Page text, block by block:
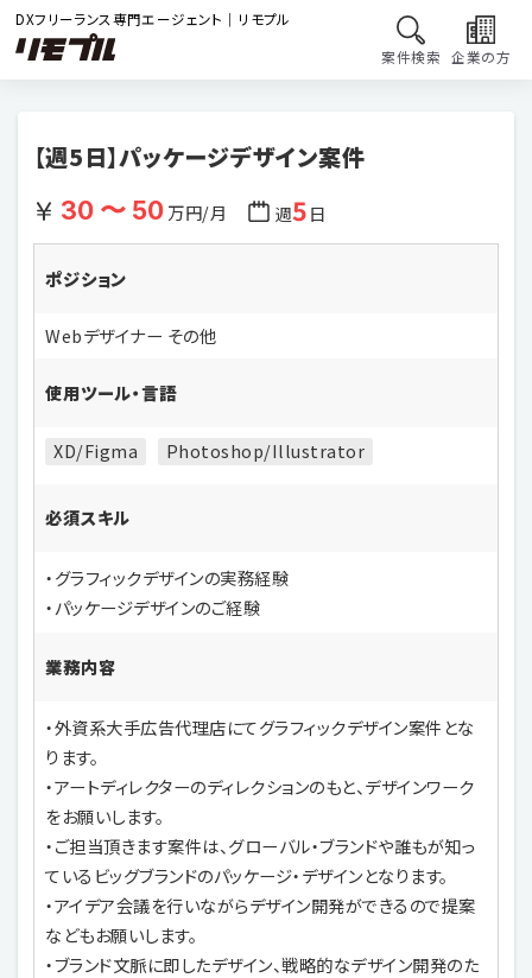
DXフリーランス専門エージェント｜リモプル
案件検索 企業の方
【週5日】パッケージデザイン案件
30 〜 50万円/月 週5日
ポジション
Webデザイナー その他
使用ツール・言語
XD/Figma Photoshop/Illustrator
必須スキル
・グラフィックデザインの実務経験
・パッケージデザインのご経験
業務内容
・外資系大手広告代理店にてグラフィックデザイン案件とな
ります。
・アートディレクターのディレクションのもと、デザインワーク
をお願いします。
・ご担当頂きます案件は、グローバル・ブランドや誰もが知っ
ているビッグブランドのパッケージ・デザインとなります。
・アイデア会議を行いながらデザイン開発ができるので提案
などもお願いします。
・ブランド文脈に即したデザイン、戦略的なデザイン開発のた